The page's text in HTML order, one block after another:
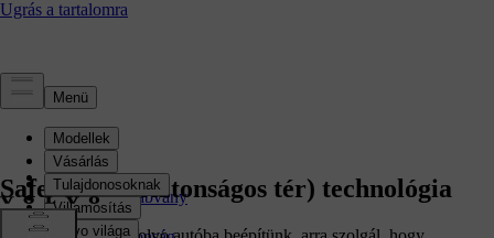
Biztonság
Áttekintés
Biztonsági szabvány
Technológia
Safe Space (biztonságos tér) technológia